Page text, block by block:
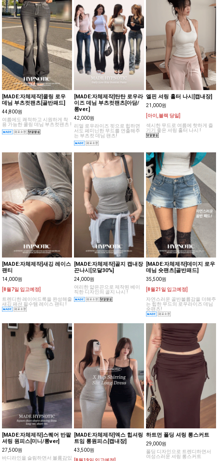
[MADE:자체제작]쿨링 로우
데님 부츠컷팬츠[골반패드]
44,800원
여름에도 쾌적하고 시원하게 착
용 가능한 쿨링 데님 부츠컷팬츠 !
[MADE:자체제작]탄탄 로우라
이즈 데님 부츠컷팬츠[아담/
롱ver.]
42,000원
리얼 로우라이즈 핏으로 힙하면
서도 페미닌한 무드를 연출해주
는 부츠컷 데님 팬츠!
엘핀 셔링 홀터 나시[캡내장]
섹시한 무드로 여름에 핫하게 즐
기기 좋은 셔링 홀터 나시 !
[MADE:자체제작]새깅 레이스
팬티
트렌디한 레이어드룩을 완성해줄
새깅 패션 필수템 레이스 팬티 !
[MADE:자체제작]골지 캡내장
끈나시[모달30%]
24,000원
여리한 얇은끈으로 제작된 베이
직한 디자인의 골지 나시 !
[MADE:자체제작]데미지 로우
데님 숏팬츠[골반패드]
자연스러운 골반볼륨감을 더해주
는 힙한 무드의 로우라이즈 데님
숏팬츠!
[MADE:자체제작]스퀘어 반팔
셔링 원피스[미니/롱ver]
27,500원
[MADE:자체제작]엑스 힙셔링
트임 롱원피스[캡내장]
하트먼 폴딩 셔링 롱스커트
29,000원
폴딩 디자인으로 트렌디하면서